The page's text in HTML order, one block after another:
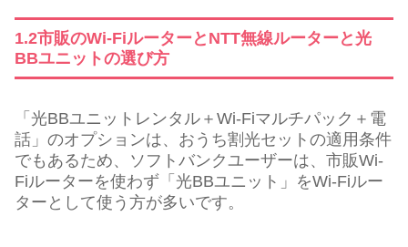
1.2市販のWi-FiルーターとNTT無線ルーターと光
BBユニットの選び方
「光BBユニットレンタル＋Wi-Fiマルチパック＋電
話」のオプションは、おうち割光セットの適用条件
でもあるため、ソフトバンクユーザーは、市販Wi-
Fiルーターを使わず「光BBユニット」をWi-Fiルー
ターとして使う方が多いです。